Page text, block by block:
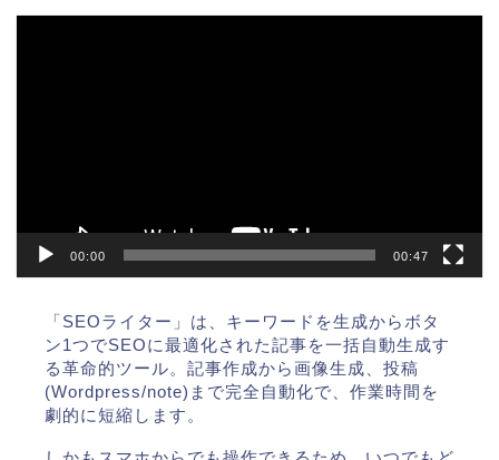
00:00 00:47
「SEOライター」は、キーワードを生成からボタ
ン1つでSEOに最適化された記事を一括自動生成す
る革命的ツール。記事作成から画像生成、投稿
(Wordpress/note)まで完全自動化で、作業時間を
劇的に短縮します。